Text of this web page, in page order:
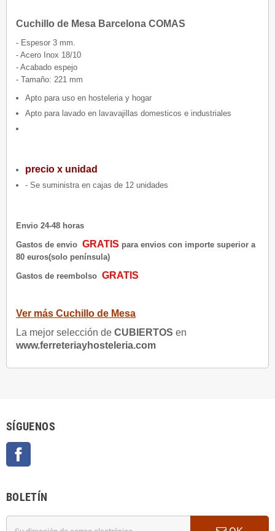
Cuchillo de Mesa Barcelona COMAS
- Espesor 3 mm.
- Acero Inox 18/10
- Acabado espejo
- Tamaño: 221 mm
Apto para uso en hosteleria y hogar
Apto para lavado en lavavajillas domesticos e industriales
precio x unidad
- Se suministra en cajas de 12 unidades
Envio 24-48 horas
Gastos de envio GRATIS para envios con importe superior a
80 euros(solo península)
Gastos de reembolso GRATIS
Ver más Cuchillo de Mesa
La mejor selección de CUBIERTOS en
www.ferreteriayhosteleria.com
SÍGUENOS
BOLETÍN